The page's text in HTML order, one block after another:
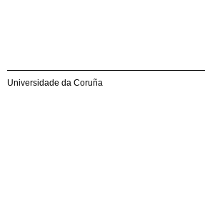
Universidade da Coruña